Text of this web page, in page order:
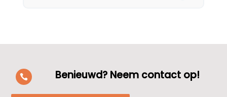
 Benieuwd? Neem contact op!